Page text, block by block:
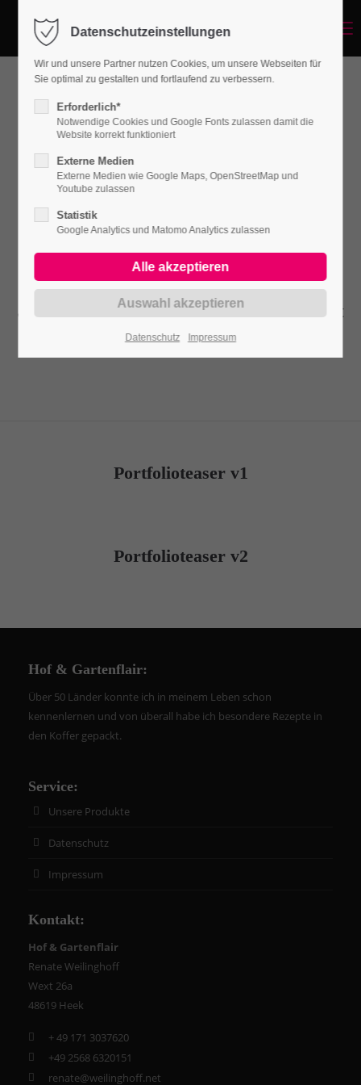
Login
Benutzername
Passwort
Anmelden
Lost your password?
24h/ 365days
376-293 City Road, Suite 600
Have any questions?
+44 1234 567 890
About us
Lorem ipsum dolor sit amet, consectetuer
parturient montes, nascetur ridiculus mus. Donec
quam felis, ultricies nec.
Portfolioteaser
Lorem ipsum dolor sit amet, consectetuer
adipiscing elit. Aenean commodo ligula eget
dolor. Aenean massa.
Portfolioteaser v1
ADIPISCING ELIT.Portfolioteaser v2
Hof & Gartenflair:
Über 50 Länder konnte ich in meinem Leben schon
kennenlernen und von überall habe ich besondere Rezepte in
den Koffer gepackt.
Service:
Unsere Produkte
Datenschutz
Impressum
Kontakt:
Hof & Gartenflair
Renate Weilinghoff
Wext 26a
48619 Heek
+ 49 171 3037620
+49 2568 6320151
renate@weilinghoff.net
Datenschutzeinstellungen
Wir und unsere Partner nutzen Cookies, um unsere Webseiten für
Sie optimal zu gestalten und fortlaufend zu verbessern.
Erforderlich*
Notwendige Cookies und Google Fonts zulassen damit die
Website korrekt funktioniert
Externe Medien
Externe Medien wie Google Maps, OpenStreetMap und
Youtube zulassen
Statistik
Google Analytics und Matomo Analytics zulassen
Datenschutz Impressum